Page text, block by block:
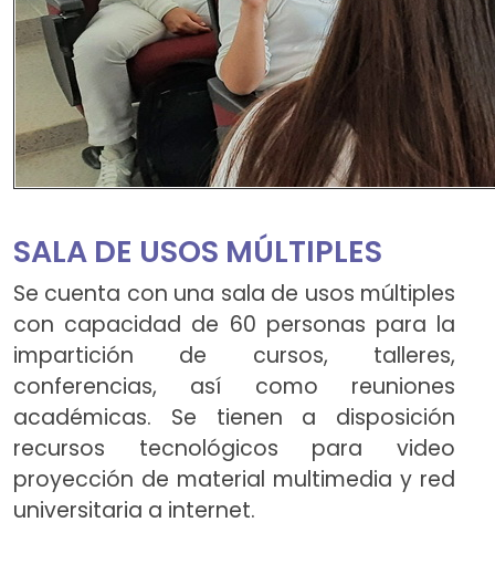
SALA DE USOS MÚLTIPLES
Se cuenta con una sala de usos múltiples
con capacidad de 60 personas para la
impartición de cursos, talleres,
conferencias, así como reuniones
académicas. Se tienen a disposición
recursos tecnológicos para video
proyección de material multimedia y red
universitaria a internet.